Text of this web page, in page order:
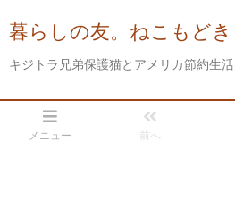
暮らしの友。ねこもどき
キジトラ兄弟保護猫とアメリカ節約生活
メニュー 前へ